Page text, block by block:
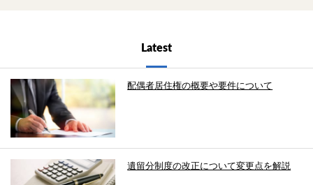
Latest
配偶者居住権の概要や要件について
遺留分制度の改正について変更点を解説